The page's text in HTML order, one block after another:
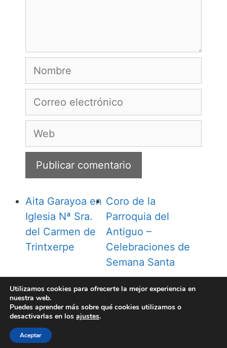
Nombre
Correo
Web
Aita Garayoa en
Iglesia Nª Sra.
del Carmen de
Trintxerpe
Coro de la
Parroquia del
Antiguo –
Celebraciones de
Semana Santa
© 2026 Iñaki Cárcamo
Utilizamos cookies para ofrecerte la mejor experiencia en
nuestra web.
Puedes aprender más sobre qué cookies utilizamos o
desactivarlas en los ajustes.
Aceptar